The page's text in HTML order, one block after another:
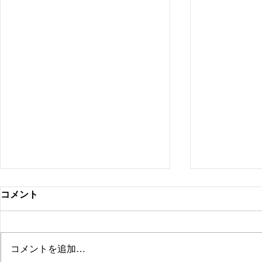
コメント
コメントを追加…